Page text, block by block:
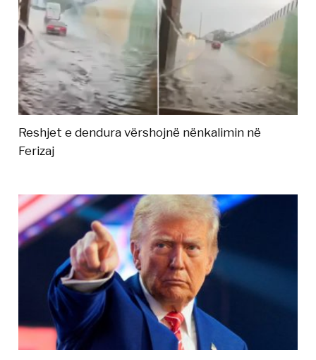
Reshjet e dendura vërshojnë nënkalimin në
Ferizaj